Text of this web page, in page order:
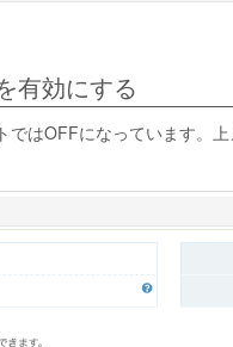
有効にする
ではOFFになっています。